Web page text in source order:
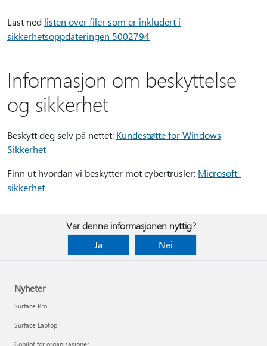
Last ned listen over filer som er inkludert i
sikkerhetsoppdateringen 5002794
Informasjon om beskyttelse
og sikkerhet
Beskytt deg selv på nettet: Kundestøtte for Windows
Sikkerhet
Finn ut hvordan vi beskytter mot cybertrusler: Microsoft-
sikkerhet
Var denne informasjonen nyttig?
Ja
Nei
Nyheter
Surface Pro
Surface Laptop
Copilot for organisasjoner